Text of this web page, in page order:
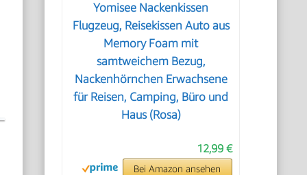
Yomisee Nackenkissen
Flugzeug, Reisekissen Auto aus
Memory Foam mit
samtweichem Bezug,
Nackenhörnchen Erwachsene
für Reisen, Camping, Büro und
Haus (Rosa)
12,99 €
Bei Amazon ansehen